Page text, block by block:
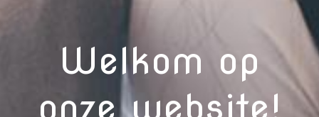
Welkom op
onze website!